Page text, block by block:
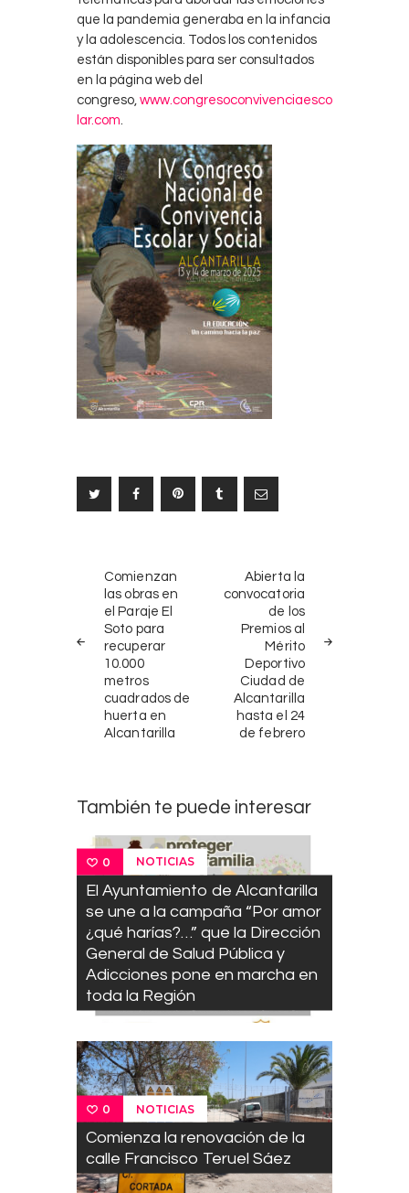
que la pandemia generaba en la infancia
y la adolescencia. Todos los contenidos
están disponibles para ser consultados
en la página web del
congreso, www.congresoconvivenciaesco
lar.com
entradas
ANTERIORES
Comienzan
las obras en
el Paraje El
Soto para
recuperar
10.000
metros
cuadrados de
huerta en
Alcantarilla
Abierta la
convocatoria
de los
Premios al
Mérito
Deportivo
Ciudad de
Alcantarilla
hasta el 24
de febrero
También te puede interesar
0 NOTICIAS
El Ayuntamiento de Alcantarilla
se une a la campaña “Por amor
¿qué harías?…” que la Dirección
General de Salud Pública y
Adicciones pone en marcha en
toda la Región
0 NOTICIAS
Comienza la renovación de la
calle Francisco Teruel Sáez